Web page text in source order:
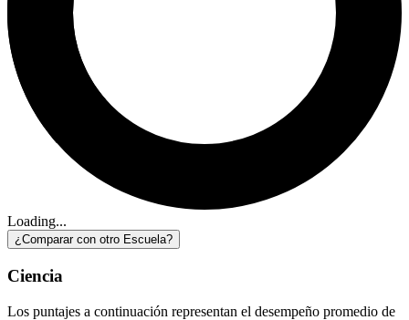
Loading...
¿Comparar con otro Escuela?
Ciencia
Los puntajes a continuación representan el desempeño promedio de